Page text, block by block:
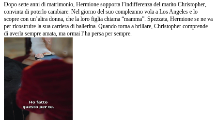
Dopo sette anni di matrimonio, Hermione sopporta l’indifferenza del marito Christopher,
convinta di poterlo cambiare. Nel giorno del suo compleanno vola a Los Angeles e lo
scopre con un’altra donna, che la loro figlia chiama “mamma”. Spezzata, Hermione se ne va
per ricostruire la sua carriera di ballerina. Quando torna a brillare, Christopher comprende
di averla sempre amata, ma ormai l’ha persa per sempre.